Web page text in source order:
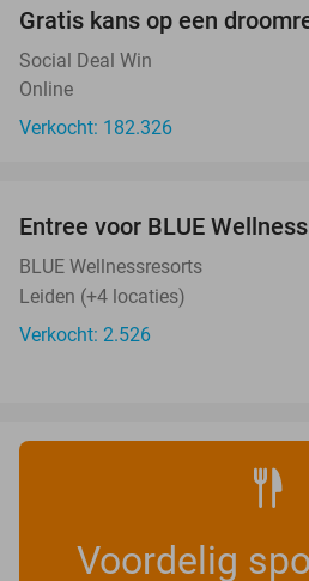
Gratis kans op een
Social Deal Win
Online
Verkocht: 182.326
Entree voor BLUE
BLUE Wellnessresorts
Leiden (+4 locaties)
Verkocht: 2.526
Voordelig